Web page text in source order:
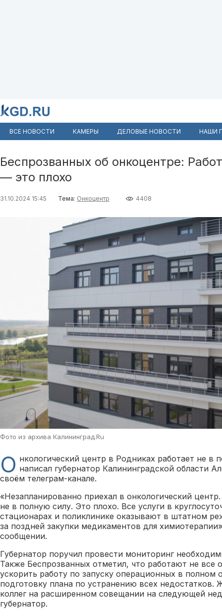
ВСЕ НОВОСТИ КАМЕРЫ ДЕЛОВЫЕ НОВОСТИ НАШИ
Беспрозванных об онкоцентре:
— это плохо
31.10.2024 15:45 Тема: Онкоцентр 4408
Фото из архива Калининград.Ru
О нкологический центр в Родниках работает не в
написал губернатор Калининградской области
своём телеграм-канале.
«Незапланированно приехал в онкологический
не в полную силу. Это плохо. Все услуги в
стационарах и поликлинике оказывают в штатном
за поздней закупки медикаментов для
сообщении.
Губернатор поручил провести мониторинг
Также Беспрозванных отметил, что работают не все
ускорить работу по запуску операционных в полном
подготовку плана по устранению всех недостатков.
коллег на расширенном совещании на следующей
губернатор.